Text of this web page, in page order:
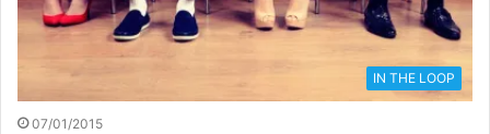
IN THE LOOP
07/01/2015